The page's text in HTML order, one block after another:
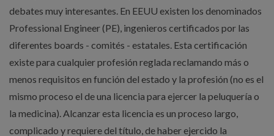
debates muy interesantes. En EEUU existen los denominados
Professional Engineer (PE), ingenieros certificados por las
diferentes boards - comités - estatales. Esta certificación
existe para cualquier profesión reglada reclamando más o
menos requisitos en función del estado y la profesión (no es el
mismo proceso el de una licencia para ejercer la peluquería o
la medicina). Alcanzar esta licencia es un proceso largo,
complicado y requiere del título, de haber ejercido la